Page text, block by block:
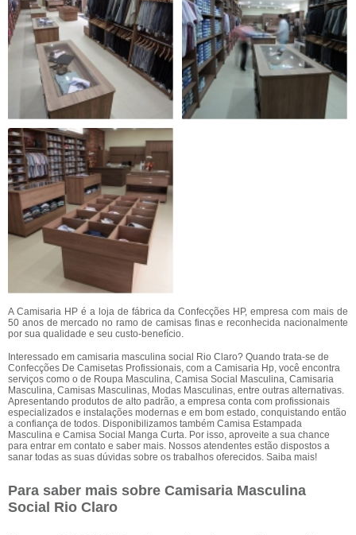
A Camisaria HP é a loja de fábrica da Confecções HP, empresa com mais de
50 anos de mercado no ramo de camisas finas e reconhecida nacionalmente
por sua qualidade e seu custo-benefício.
Interessado em camisaria masculina social Rio Claro? Quando trata-se de
Confecções De Camisetas Profissionais, com a Camisaria Hp, você encontra
serviços como o de Roupa Masculina, Camisa Social Masculina, Camisaria
Masculina, Camisas Masculinas, Modas Masculinas, entre outras alternativas.
Apresentando produtos de alto padrão, a empresa conta com profissionais
especializados e instalações modernas e em bom estado, conquistando então
a confiança de todos. Disponibilizamos também Camisa Estampada
Masculina e Camisa Social Manga Curta. Por isso, aproveite a sua chance
para entrar em contato e saber mais. Nossos atendentes estão dispostos a
sanar todas as suas dúvidas sobre os trabalhos oferecidos. Saiba mais!
Para saber mais sobre Camisaria Masculina
Social Rio Claro